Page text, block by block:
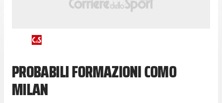
PROBABILI FORMAZIONI COMO
MILAN